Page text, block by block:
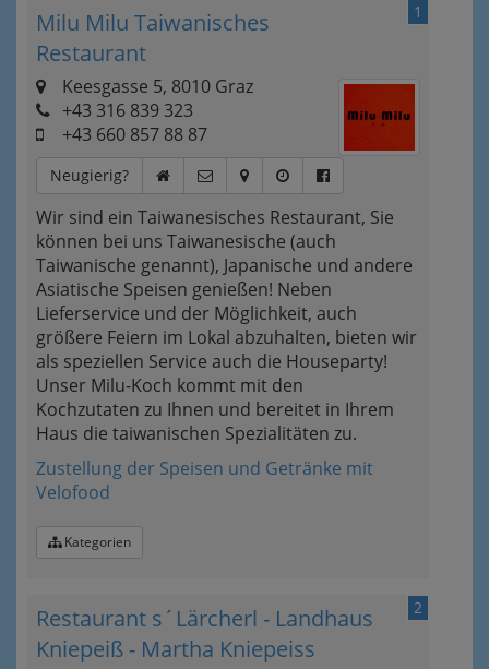
1
Milu Milu Taiwanisches
Restaurant
Keesgasse 5, 8010 Graz
+43 316 839 323
+43 660 857 88 87
Neugierig?
Wir sind ein Taiwanesisches Restaurant, Sie
können bei uns Taiwanesische (auch
Taiwanische genannt), Japanische und andere
Asiatische Speisen genießen! Neben
Lieferservice und der Möglichkeit, auch
größere Feiern im Lokal abzuhalten, bieten wir
als speziellen Service auch die Houseparty!
Unser Milu-Koch kommt mit den
Kochzutaten zu Ihnen und bereitet in Ihrem
Haus die taiwanischen Spezialitäten zu.
Zustellung der Speisen und Getränke mit
Velofood
Kategorien
2
Restaurant s´Lärcherl - Landhaus
Kniepeiß - Martha Kniepeiss